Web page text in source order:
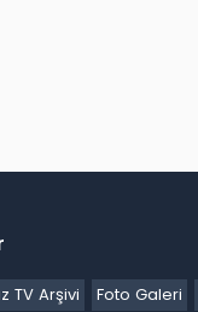
TV Arşivi Foto Galeri